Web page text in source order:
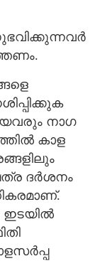
നാഗ
കാള
ദര്‍ശനം
ഇടയില്‍